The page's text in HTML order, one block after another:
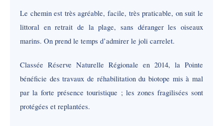
Le chemin est très agréable, facile, très praticable, on suit le
littoral en retrait de la plage, sans déranger les oiseaux
marins. On prend le temps d’admirer le joli carrelet.
Classée Réserve Naturelle Régionale en 2014, la Pointe
bénéficie des travaux de réhabilitation du biotope mis à mal
par la forte présence touristique ; les zones fragilisées sont
protégées et replantées.